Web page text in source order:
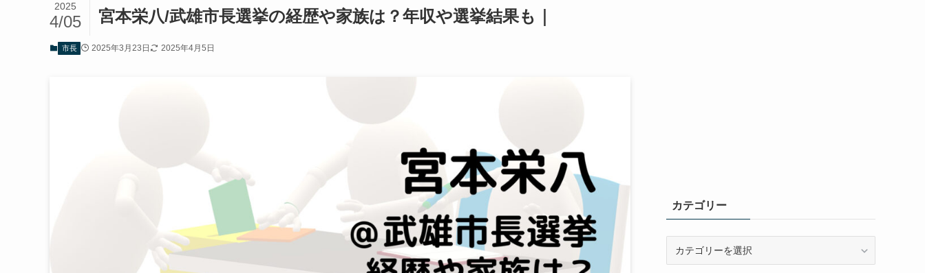
宮本栄八/武雄市長選挙の経歴や家族は？年収や選挙結果も｜
2025
4/05
市長 2025年3月23日 2025年4月5日
カテゴリー